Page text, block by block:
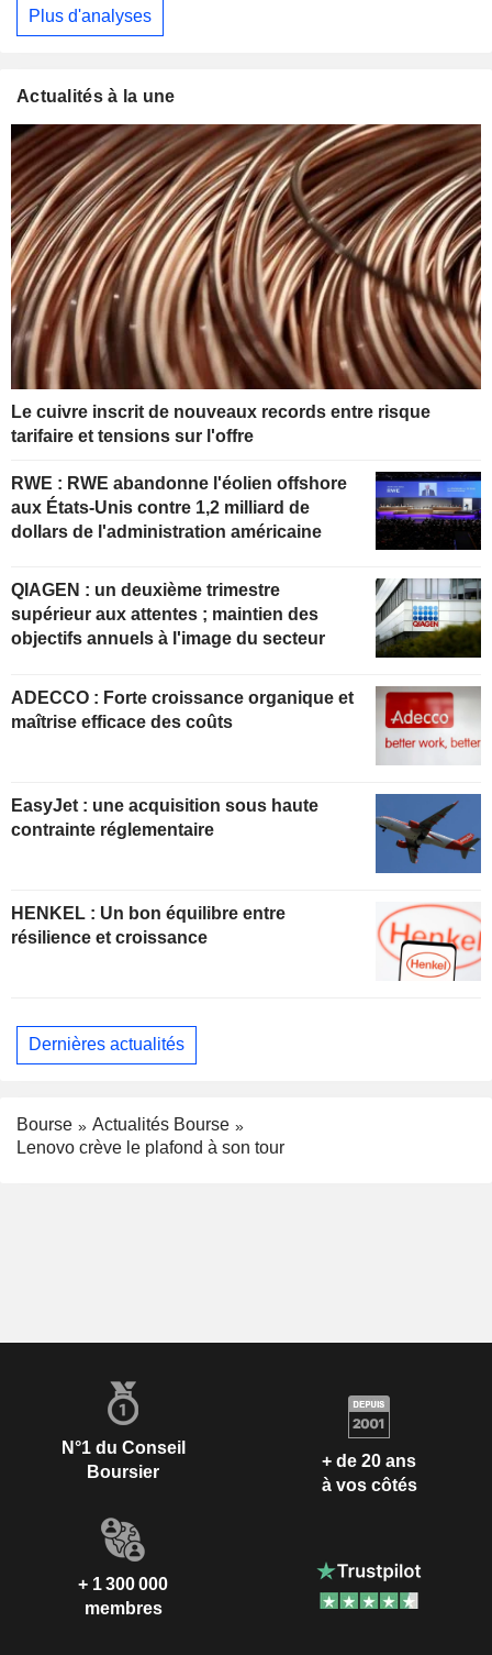
Plus d'analyses
Actualités à la une
Le cuivre inscrit de nouveaux records entre risque
tarifaire et tensions sur l'offre
RWE : RWE abandonne l'éolien offshore
aux États-Unis contre 1,2 milliard de
dollars de l'administration américaine
QIAGEN : un deuxième trimestre
supérieur aux attentes ; maintien des
objectifs annuels à l'image du secteur
ADECCO : Forte croissance organique et
maîtrise efficace des coûts
EasyJet : une acquisition sous haute
contrainte réglementaire
HENKEL : Un bon équilibre entre
résilience et croissance
Dernières actualités
Bourse
Actualités Bourse
Lenovo crève le plafond à son tour
N°1 du Conseil
Boursier
+ de 20 ans
à vos côtés
+ 1 300 000
membres